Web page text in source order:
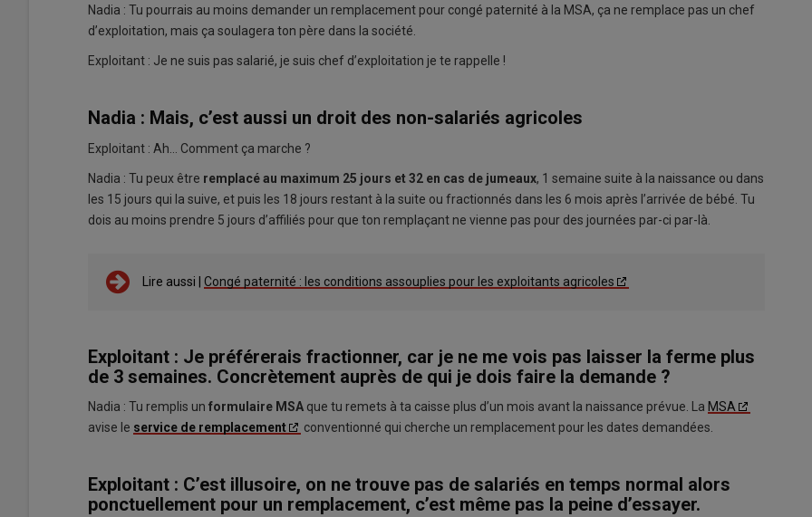
Nadia : Tu pourrais au moins demander un remplacement pour congé paternité à la MSA, ça ne remplace pas un chef
d’exploitation, mais ça soulagera ton père dans la société.
Exploitant : Je ne suis pas salarié, je suis chef d’exploitation je te rappelle !
Nadia : Mais, c’est aussi un droit des non-salariés agricoles
Exploitant : Ah… Comment ça marche ?
Nadia : Tu peux être remplacé au maximum 25 jours et 32 en cas de jumeaux, 1 semaine suite à la naissance ou dans
les 15 jours qui la suive, et puis les 18 jours restant à la suite ou fractionnés dans les 6 mois après l’arrivée de bébé. Tu
dois au moins prendre 5 jours d’affiliés pour que ton remplaçant ne vienne pas pour des journées par-ci par-là.
Lire aussi | Congé paternité : les conditions assouplies pour les exploitants agricoles
Exploitant : Je préférerais fractionner, car je ne me vois pas laisser la ferme plus
de 3 semaines. Concrètement auprès de qui je dois faire la demande ?
Nadia : Tu remplis un formulaire MSA que tu remets à ta caisse plus d’un mois avant la naissance prévue. La MSA
avise le service de remplacement conventionné qui cherche un remplacement pour les dates demandées.
Exploitant : C’est illusoire, on ne trouve pas de salariés en temps normal alors
ponctuellement pour un remplacement, c’est même pas la peine d’essayer.